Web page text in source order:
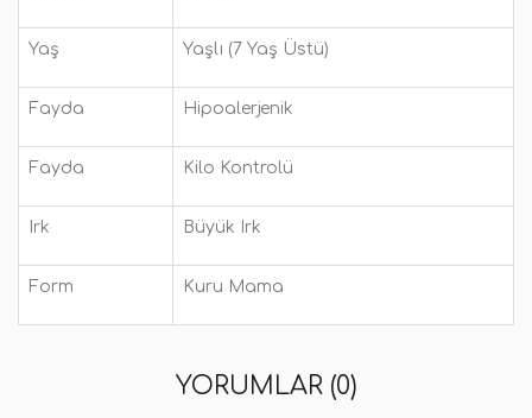
Yaş Yaşlı (7 Yaş Üstü)
Fayda Hipoalerjenik
Fayda Kilo Kontrolü
Irk Büyük Irk
Form Kuru Mama
YORUMLAR (0)